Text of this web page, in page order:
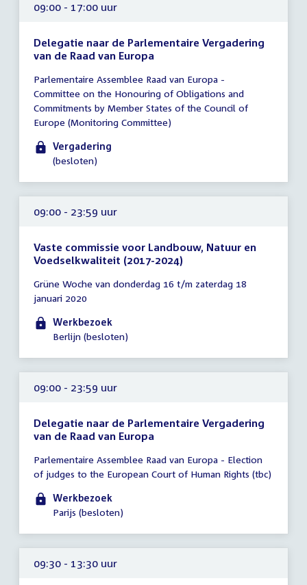
09:00 - 17:00 uur
Delegatie naar de Parlementaire Vergadering
van de Raad van Europa
vergadering
09:00
-
17:00
uur
Parlementaire Assemblee Raad van Europa -
Committee on the Honouring of Obligations and
Commitments by Member States of the Council of
Europe (Monitoring Committee)
Vergadering
(besloten)
09:00 - 23:59 uur
Vaste commissie voor Landbouw, Natuur en
Voedselkwaliteit (2017-2024)
vergadering
09:00
23:59
Grüne Woche van donderdag 16 t/m zaterdag 18
januari 2020
Werkbezoek
Berlijn (besloten)
09:00 - 23:59 uur
Delegatie naar de Parlementaire Vergadering
van de Raad van Europa
vergadering
09:00
23:59
Parlementaire Assemblee Raad van Europa - Election
of judges to the European Court of Human Rights (tbc)
Werkbezoek
Parijs (besloten)
09:30 - 13:30 uur